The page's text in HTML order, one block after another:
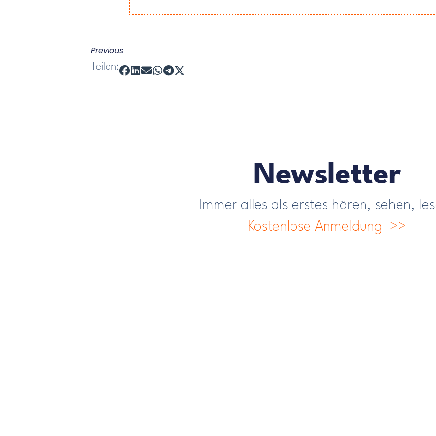
Previous
Teilen:
Newsletter
Immer alles als erstes hören, sehen,
Kostenlose Anmeldung >>